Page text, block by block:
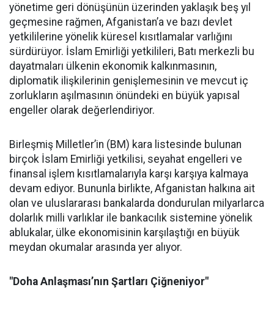
yönetime geri dönüşünün üzerinden yaklaşık beş yıl
geçmesine rağmen, Afganistan’a ve bazı devlet
yetkililerine yönelik küresel kısıtlamalar varlığını
sürdürüyor. İslam Emirliği yetkilileri, Batı merkezli bu
dayatmaları ülkenin ekonomik kalkınmasının,
diplomatik ilişkilerinin genişlemesinin ve mevcut iç
zorlukların aşılmasının önündeki en büyük yapısal
engeller olarak değerlendiriyor.
Birleşmiş Milletler’in (BM) kara listesinde bulunan
birçok İslam Emirliği yetkilisi, seyahat engelleri ve
finansal işlem kısıtlamalarıyla karşı karşıya kalmaya
devam ediyor. Bununla birlikte, Afganistan halkına ait
olan ve uluslararası bankalarda dondurulan milyarlarca
dolarlık milli varlıklar ile bankacılık sistemine yönelik
ablukalar, ülke ekonomisinin karşılaştığı en büyük
meydan okumalar arasında yer alıyor.
"Doha Anlaşması’nın Şartları Çiğneniyor"